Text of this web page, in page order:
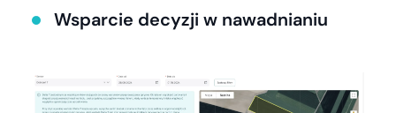
Wsparcie decyzji w nawadnianiu